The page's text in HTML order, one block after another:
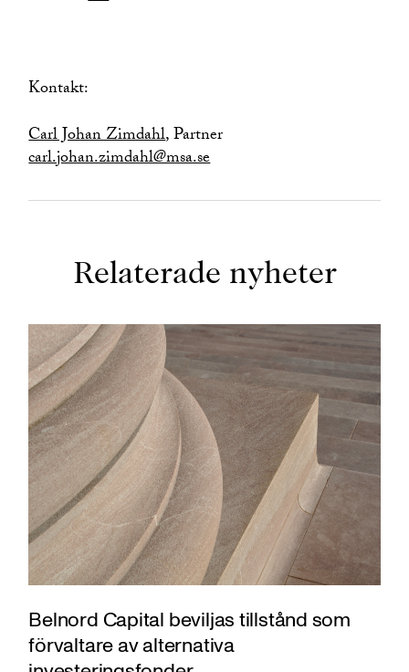
Kontakt:
Carl Johan Zimdahl, Partner
carl.johan.zimdahl@msa.se
Relaterade nyheter
Belnord Capital beviljas tillstånd som
förvaltare av alternativa